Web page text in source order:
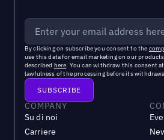
By clicking on subscribe you consent to the
use this data for email marketing on our
described here. You can withdraw this consent
lawfulness of the processing before its
COMPANY
Su di noi
Carriere